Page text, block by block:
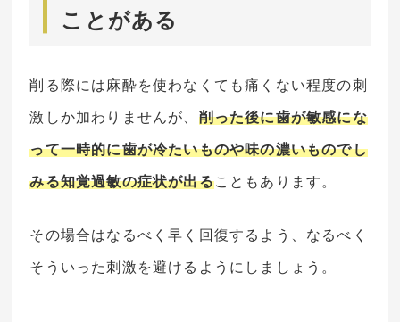
ことがある
削る際には麻酔を使わなくても痛くない程度の刺
激しか加わりませんが、 削った後に歯が敏感にな
って一時的に歯が冷たいものや味の濃いものでし
みる知覚過敏の症状が出ることもあります。
その場合はなるべく早く回復するよう、なるべく
そういった刺激を避けるようにしましょう。